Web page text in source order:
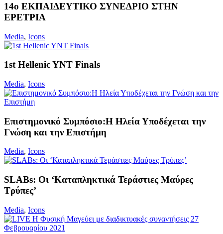
14o ΕΚΠΑΙΔΕΥΤΙΚΟ ΣΥΝΕΔΡΙΟ ΣΤΗΝ
ΕΡΕΤΡΙΑ
Media, Icons
1st Hellenic YNT Finals
Media, Icons
Επιστημονικό Συμπόσιο:Η Ηλεία Υποδέχεται την
Γνώση και την Επιστήμη
Media, Icons
SLABs: Οι ‘Καταπληκτικά Τεράστιες Μαύρες
Τρύπες’
Media, Icons